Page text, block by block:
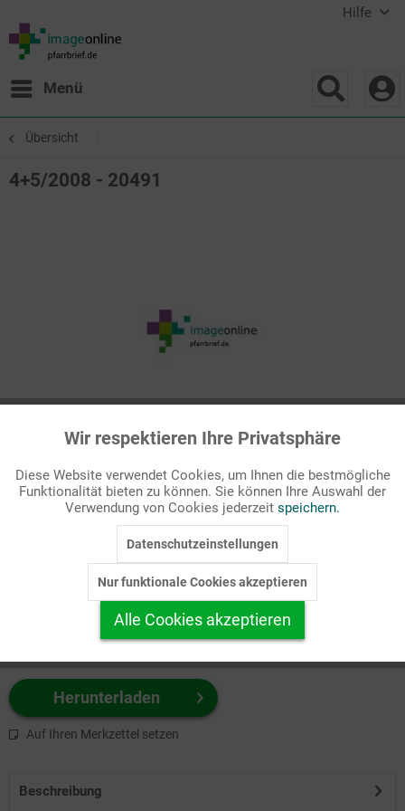
Hilfe
Menü
Übersicht
4+5/2008 - 20491
Passende Stichworte
Bibel, NT
zuerst Ihr Produktformat aus.
z.B. Farbe-Grafik, Schwarz-Weiß-Grafik, mit/ohne Text ...
Herunterladen
Auf Ihren Merkzettel setzen
Beschreibung
Funktionale Aktiv
Marketing Inaktiv
Personalisierung Inaktiv
Service
Wir respektieren Ihre Privatsphäre
Diese Website verwendet Cookies, um Ihnen die bestmögliche
Funktionalität bieten zu können. Sie können Ihre Auswahl der
Verwendung von Cookies jederzeit speichern.
Datenschutzeinstellungen
Nur funktionale Cookies akzeptieren
Alle Cookies akzeptieren